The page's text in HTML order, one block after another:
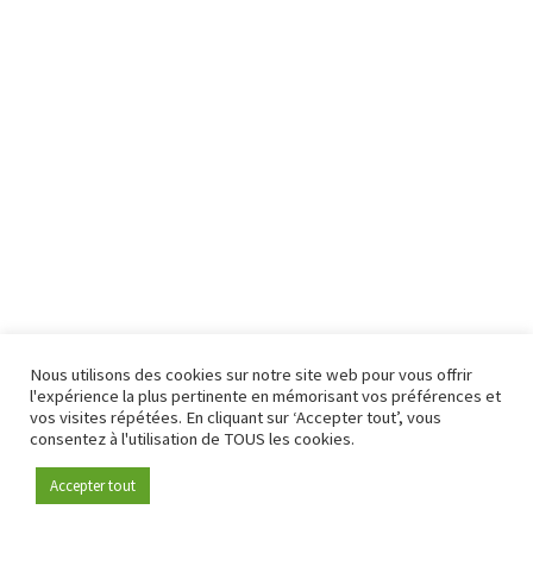
Devenez membre
Nous utilisons des cookies sur notre site web pour vous offrir
l'expérience la plus pertinente en mémorisant vos préférences et
vos visites répétées. En cliquant sur ‘Accepter tout’, vous
consentez à l'utilisation de TOUS les cookies.
Accepter tout